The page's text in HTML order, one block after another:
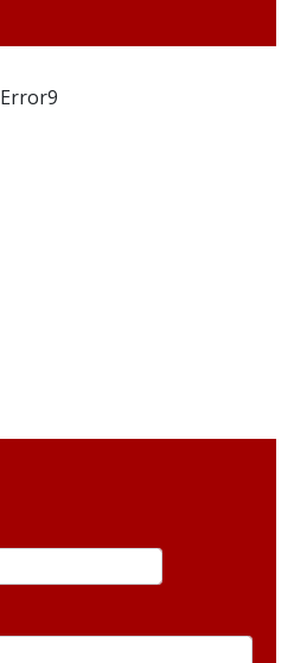
Error9